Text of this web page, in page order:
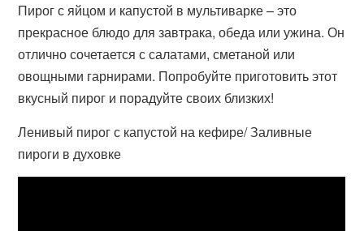
Пирог с яйцом и капустой в мультиварке – это
прекрасное блюдо для завтрака, обеда или ужина. Он
отлично сочетается с салатами, сметаной или
овощными гарнирами. Попробуйте приготовить этот
вкусный пирог и порадуйте своих близких!
Ленивый пирог с капустой на кефире/ Заливные
пироги в духовке